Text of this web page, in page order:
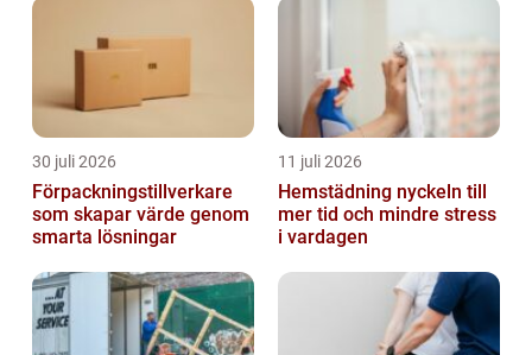
30 juli 2026
Förpackningstillverkare
som skapar värde genom
smarta lösningar
11 juli 2026
Hemstädning nyckeln till
mer tid och mindre stress
i vardagen